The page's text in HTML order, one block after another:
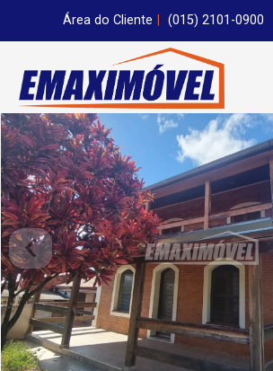
Área do Cliente (015) 2101-0900